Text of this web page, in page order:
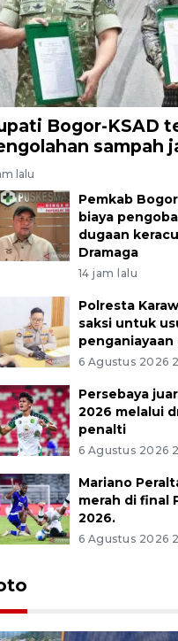
Bogor-KSAD
sampah
lalu
Pemkab
biaya
dugaan
Dramaga
14 jam lalu
Polresta
saksi untuk
penganiayaan
6 Agustus 2026
Persebaya
2026 melalui
penalti
6 Agustus 2026
Mariano
merah di final
2026.
6 Agustus 2026